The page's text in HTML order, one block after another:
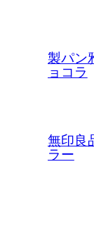
製パン
ョコラ
無印良
ラー